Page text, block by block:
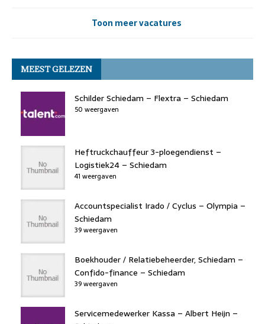
Toon meer vacatures
MEEST GELEZEN
Schilder Schiedam – Flextra – Schiedam
50 weergaven
Heftruckchauffeur 3-ploegendienst –
Logistiek24 – Schiedam
41 weergaven
Accountspecialist Irado / Cyclus – Olympia –
Schiedam
39 weergaven
Boekhouder / Relatiebeheerder, Schiedam –
Confido-finance – Schiedam
39 weergaven
Servicemedewerker Kassa – Albert Heijn –